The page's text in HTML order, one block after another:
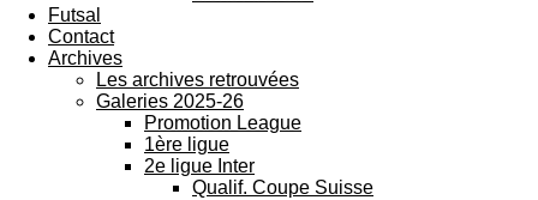
Futsal
Contact
Archives
Les archives retrouvées
Galeries 2025-26
Promotion League
1ère ligue
2e ligue Inter
Qualif. Coupe Suisse